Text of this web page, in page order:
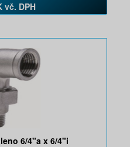
vč. DPH
6/4"a x 6/4"i